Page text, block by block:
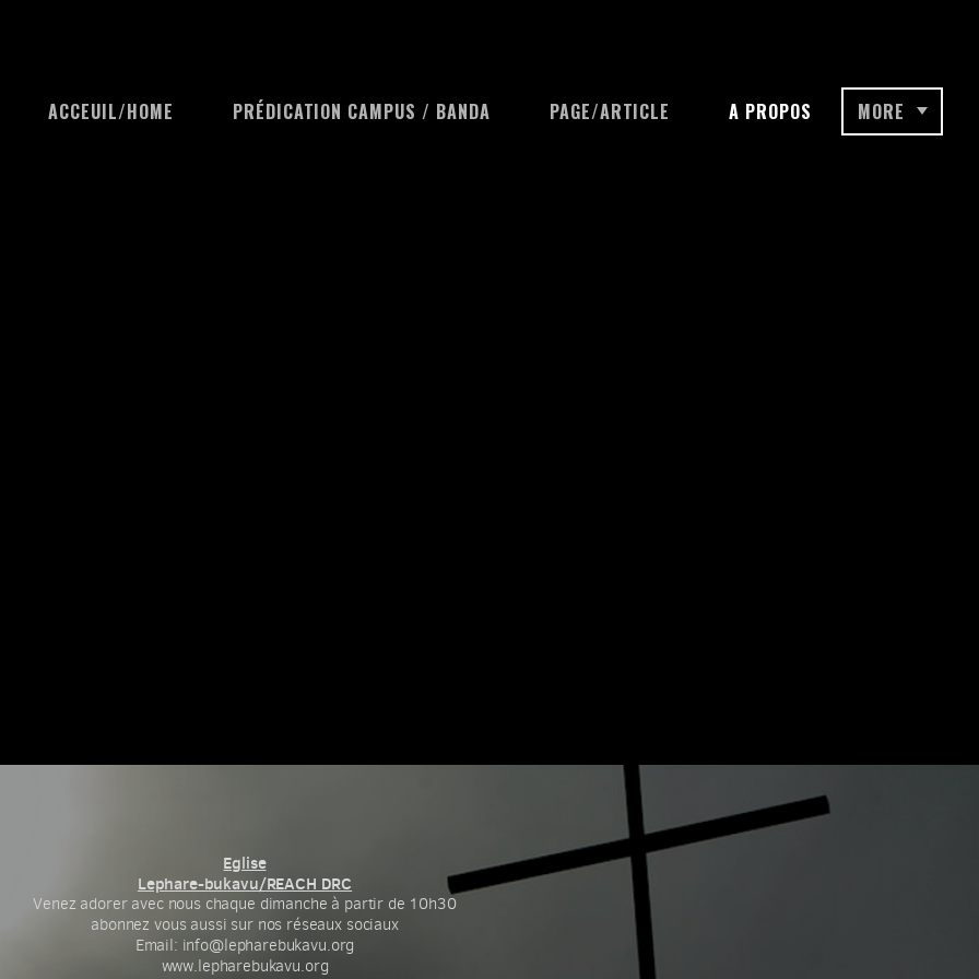
ACCEUIL/HOME PRÉDICATION CAMPUS / BANDA PAGE/ARTICLE A PROPOS MORE
Eglise
Lephare-bukavu/REACH DRC
Venez adorer avec nous chaque dimanche à partir de 10h30
abonnez vous aussi sur nos réseaux sociaux
Email: info@lepharebukavu.org
www.lepharebukavu.org